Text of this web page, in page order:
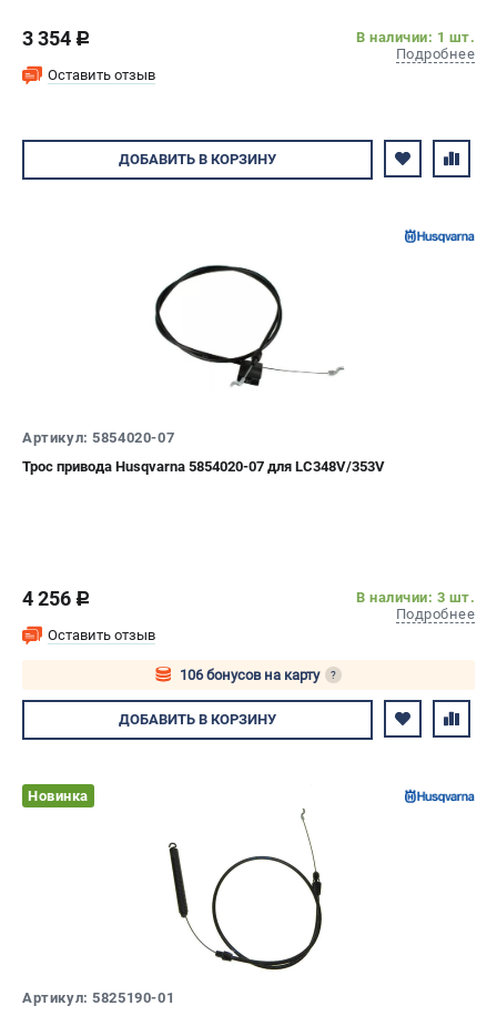
3 354 c
В наличии: 1 шт.
Подробнее
Оставить отзыв
ДОБАВИТЬ В КОРЗИНУ
Артикул: 5854020-07
Трос привода Husqvarna 5854020-07 для LC348V/353V
4 256 c
В наличии: 3 шт.
Подробнее
Оставить отзыв
106 бонусов на карту ?
Авторизуйтесь
ДОБАВИТЬ В КОРЗИНУ
Новинка
Артикул: 5825190-01